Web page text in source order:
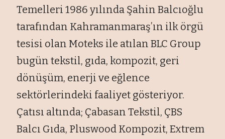
Temelleri 1986 yılında Şahin Balcıoğlu
tarafından Kahramanmaraş’ın ilk örgü
tesisi olan Moteks ile atılan BLC Group
bugün tekstil, gıda, kompozit, geri
dönüşüm, enerji ve eğlence
sektörlerindeki faaliyet gösteriyor.
Çatısı altında; Çabasan Tekstil, ÇBS
Balcı Gıda, Pluswood Kompozit, Extrem